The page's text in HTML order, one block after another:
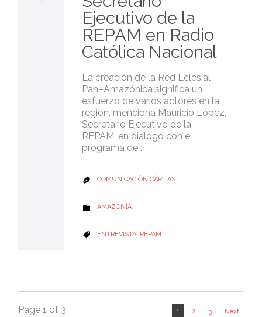
Ejecutivo de la
REPAM en Radio
Católica Nacional
La creación de la Red Eclesial
Pan–Amazónica significa un
esfuerzo de varios actores en la
región, menciona Mauricio López,
Secretario Ejecutivo de la
REPAM, en diálogo con el
programa de…
 COMUNICACIÓN CÁRITAS
 CATEGORY
AMAZONÍA
 CATEGORY
ENTREVISTA, REPAM
Page 1 of 3 1 2 3 Next